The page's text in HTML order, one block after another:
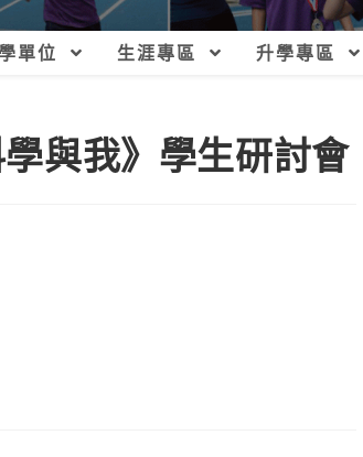
單位 生涯專區 升學專區
與我》學生研討會